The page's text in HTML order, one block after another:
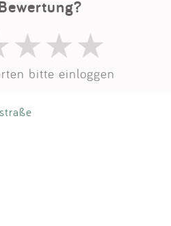
bitte einloggen